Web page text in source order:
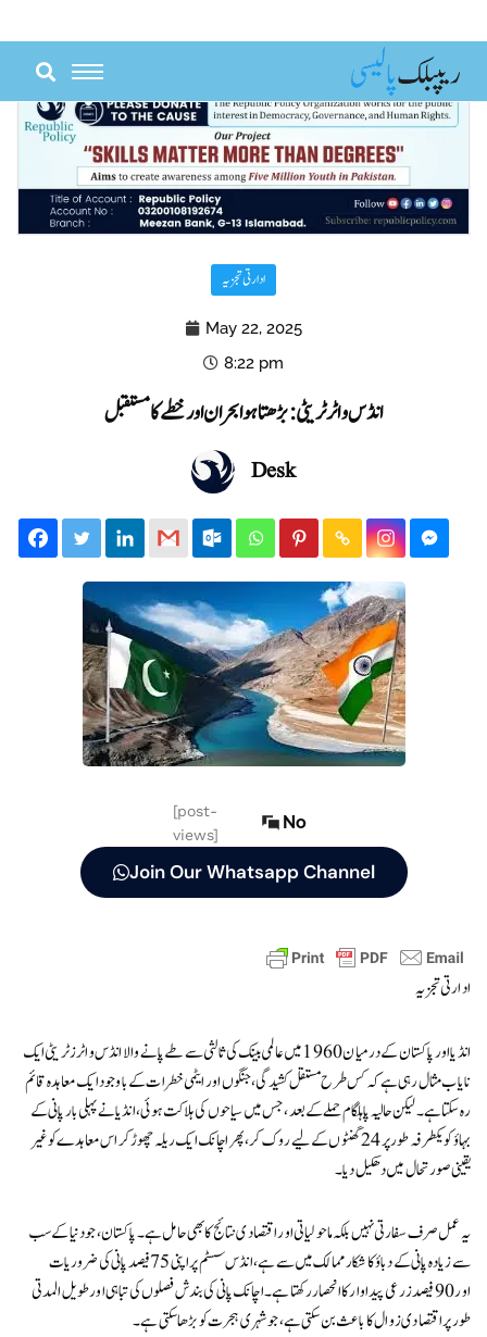
content
ادارتی تجزیہ
May 22, 2025
8:22 pm
انڈس واٹر ٹریٹی: بڑھتا ہوا بحران اور خطے کا مستقبل
Desk
[post-
views]
No
Join Our Whatsapp Channel
ادارتی تجزیہ
انڈیا اور پاکستان کے درمیان 1960 میں عالمی بینک کی ثالثی سے طے پانے والا انڈس واٹرز ٹریٹی ایک
نایاب مثال رہی ہے کہ کس طرح مستقل کشیدگی، جنگوں اور ایٹمی خطرات کے باوجود ایک معاہدہ قائم
رہ سکتا ہے۔ لیکن حالیہ پاہلگام حملے کے بعد، جس میں سیاحوں کی ہلاکت ہوئی، انڈیا نے پہلی بار پانی کے
بہاؤ کو یکطرفہ طور پر 24 گھنٹوں کے لیے روک کر، پھر اچانک ایک ریلہ چھوڑ کر اس معاہدے کو غیر
یقینی صورتحال میں دھکیل دیا۔
یہ عمل صرف سفارتی نہیں بلکہ ماحولیاتی اور اقتصادی نتائج کا بھی حامل ہے۔ پاکستان، جو دنیا کے سب
سے زیادہ پانی کے دباؤ کا شکار ممالک میں سے ہے، انڈس سسٹم پر اپنی 75 فیصد پانی کی ضروریات
اور 90 فیصد زرعی پیداوار کا انحصار رکھتا ہے۔ اچانک پانی کی بندش فصلوں کی تباہی اور طویل المدتی
طور پر اقتصادی زوال کا باعث بن سکتی ہے، جو شہری ہجرت کو بڑھا سکتی ہے۔